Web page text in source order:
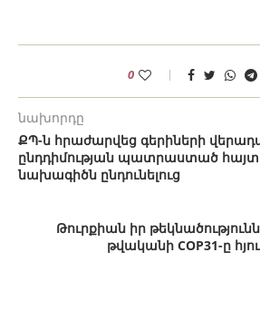
0
նախորդը
ՔՊ-ն հրաժարվեց գերիների
ընդդիմության պատրաստած
նախագիծն ընդունելուց
Թուրքիան իր
թվականի COP31-ը